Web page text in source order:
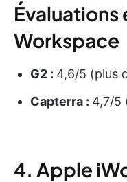
Évaluations
Workspace
G2 : 4,6/5 (plus
Capterra : 4,7/5
4. Apple